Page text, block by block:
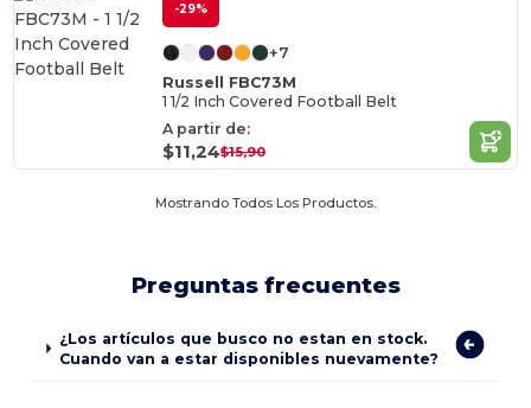
-29%
+7
Russell FBC73M
1 1/2 Inch Covered Football Belt
A partir de:
$11,24$15,90
Mostrando Todos Los Productos.
Preguntas frecuentes
¿Los artículos que busco no estan en stock.
Cuando van a estar disponibles nuevamente?